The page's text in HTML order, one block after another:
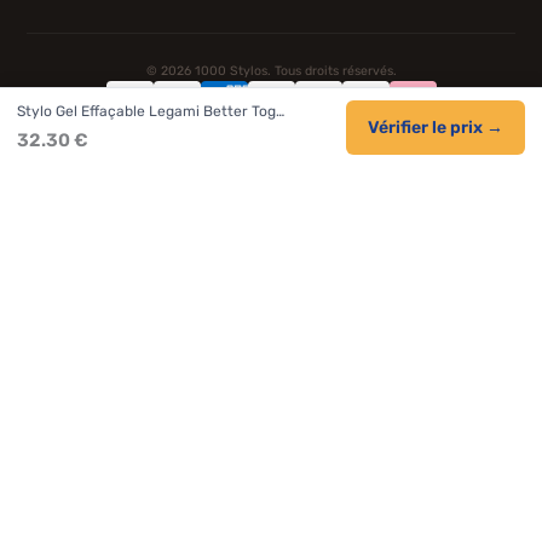
© 2026 1000 Stylos. Tous droits réservés.
Confidentialité
Stylo Gel Effaçable Legami Better Tog…
32.30 €
Vérifier le prix →